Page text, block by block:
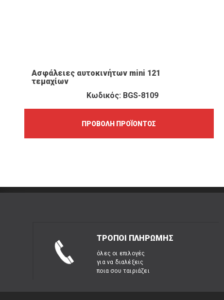
Ασφάλειες αυτοκινήτων mini 121
τεμαχίων
Κωδικός: BGS-8109
ΠΡΟΒΟΛΉ ΠΡΟΪΌΝΤΟΣ
ΤΡΟΠΟΙ ΠΛΗΡΩΜΗΣ
όλες οι επιλογές
για να διαλέξεις
ποια σου ταιριάζει